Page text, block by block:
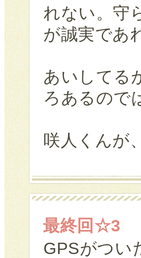
れない。守
が誠実であ
あいしてる
ろあるので
咲人くんが、
最終回☆3
GPSがつい